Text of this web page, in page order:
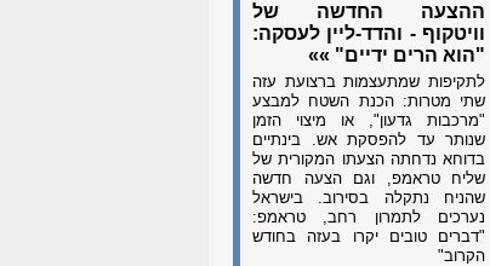
ההצעה החדשה של
וויטקוף - והדד-ליין לעסקה:
"הוא הרים ידיים" »»
לתקיפות שמתעצמות ברצועת עזה
שתי מטרות: הכנת השטח למבצע
"מרכבות גדעון", או מיצוי הזמן
שנותר עד להפסקת אש. בינתיים
בדוחא נדחתה הצעתו המקורית של
שליח טראמפ, וגם הצעה חדשה
שהניח נתקלה בסירוב. בישראל
נערכים לתמרון רחב, טראמפ:
"דברים טובים יקרו בעזה בחודש
הקרוב"